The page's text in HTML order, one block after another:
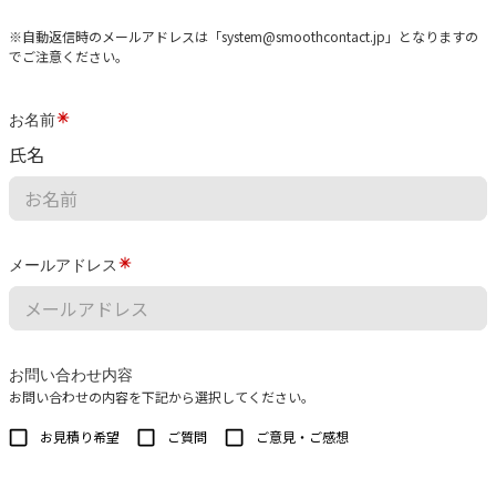
※自動返信時のメールアドレスは「system@smoothcontact.jp」となりますの
でご注意ください。
お名前
氏名
メールアドレス
お問い合わせ内容
お問い合わせの内容を下記から選択してください。
お見積り希望 ご質問 ご意見・ご感想